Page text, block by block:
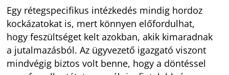
Egy rétegspecifikus intézkedés mindig hordoz
kockázatokat is, mert könnyen előfordulhat,
hogy feszültséget kelt azokban, akik kimaradnak
a jutalmazásból. Az ügyvezető igazgató viszont
mindvégig biztos volt benne, hogy a döntéssel